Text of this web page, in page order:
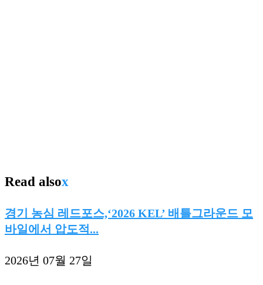
Read alsox
경기 농심 레드포스,‘2026 KEL’ 배틀그라운드 모
바일에서 압도적...
2026년 07월 27일